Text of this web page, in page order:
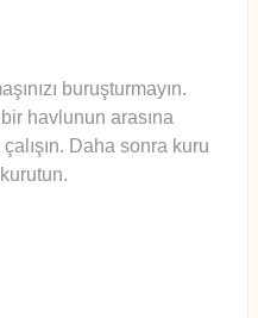
buruşturmayın.
havlunun arasına
Daha sonra kuru